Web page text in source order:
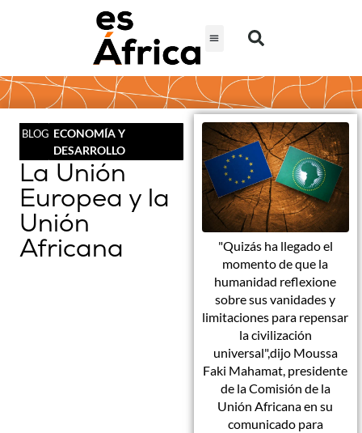
BLOG ECONOMÍA Y
DESARROLLO
La Unión
Europea y la
Unión
Africana
"Quizás ha llegado el
momento de que la
humanidad reflexione
sobre sus vanidades y
limitaciones para repensar
la civilización
universal",dijo Moussa
Faki Mahamat, presidente
de la Comisión de la
Unión Africana en su
comunicado para